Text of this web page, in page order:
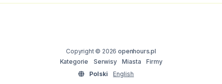
Copyright © 2026openhours.pl
Kategorie
Serwisy Miasta
Firmy
Polski
English